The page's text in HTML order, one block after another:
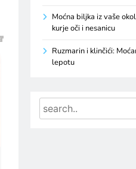
Moćna biljka iz vaše
kurje oči i nesanicu
Ruzmarin i klinčići:
lepotu
Search